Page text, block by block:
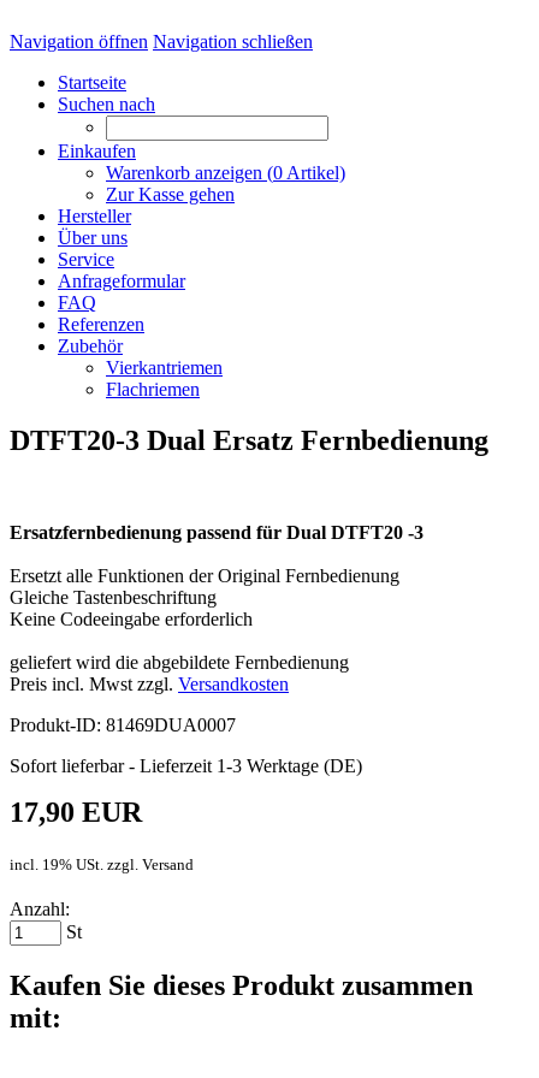
Navigation öffnen Navigation schließen
Startseite
Suchen nach
Einkaufen
Warenkorb anzeigen (0 Artikel)
Zur Kasse gehen
Hersteller
Über uns
Service
Anfrageformular
FAQ
Referenzen
Zubehör
Vierkantriemen
Flachriemen
DTFT20-3 Dual Ersatz Fernbedienung
Ersatzfernbedienung passend für Dual DTFT20 -3
Ersetzt alle Funktionen der Original Fernbedienung
Gleiche Tastenbeschriftung
Keine Codeeingabe erforderlich
geliefert wird die abgebildete Fernbedienung
Preis incl. Mwst zzgl. Versandkosten
Produkt-ID: 81469DUA0007
Sofort lieferbar - Lieferzeit 1-3 Werktage (DE)
17,90 EUR
incl. 19% USt. zzgl. Versand
Anzahl:
St
Kaufen Sie dieses Produkt zusammen
mit: